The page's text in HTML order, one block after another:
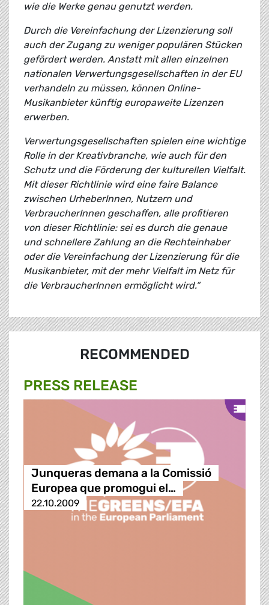
wie die Werke genau genutzt werden.
Durch die Vereinfachung der Lizenzierung soll
auch der Zugang zu weniger populären Stücken
gefördert werden. Anstatt mit allen einzelnen
nationalen Verwertungsgesellschaften in der EU
verhandeln zu müssen, können Online-
Musikanbieter künftig europaweite Lizenzen
erwerben.
Verwertungsgesellschaften spielen eine wichtige
Rolle in der Kreativbranche, wie auch für den
Schutz und die Förderung der kulturellen Vielfalt.
Mit dieser Richtlinie wird eine faire Balance
zwischen UrheberInnen, Nutzern und
VerbraucherInnen geschaffen, alle profitieren
von dieser Richtlinie: sei es durch die genaue
und schnellere Zahlung an die Rechteinhaber
oder die Vereinfachung der Lizenzierung für die
Musikanbieter, mit der mehr Vielfalt im Netz für
die VerbraucherInnen ermöglicht wird.“
RECOMMENDED
PRESS RELEASE
Junqueras demana a la Comissió
Europea que promogui el…
22.10.2009